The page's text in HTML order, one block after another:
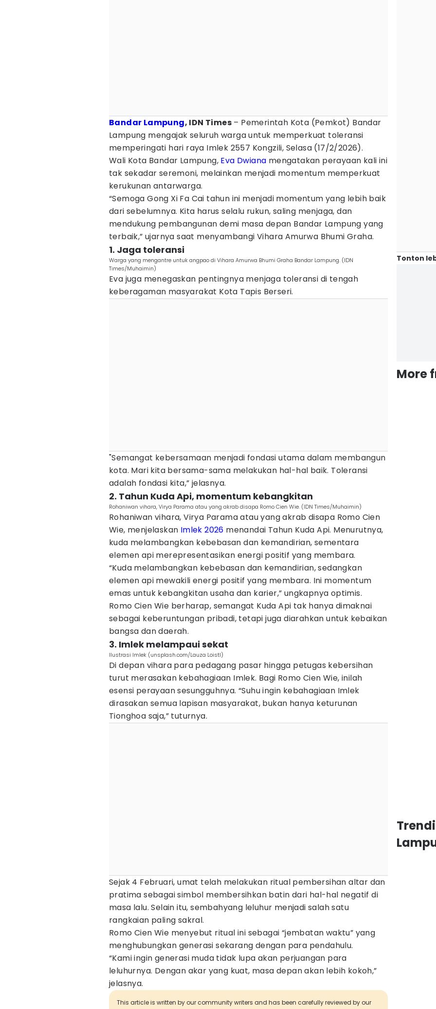
Bandar Lampung, IDN Times – Pemerintah Kota (Pemkot) Bandar
Lampung mengajak seluruh warga untuk memperkuat toleransi
memperingati hari raya Imlek 2557 Kongzili, Selasa (17/2/2026).
Wali Kota Bandar Lampung, Eva Dwiana mengatakan perayaan kali ini
tak sekadar seremoni, melainkan menjadi momentum memperkuat
kerukunan antarwarga.
“Semoga Gong Xi Fa Cai tahun ini menjadi momentum yang lebih baik
dari sebelumnya. Kita harus selalu rukun, saling menjaga, dan
mendukung pembangunan demi masa depan Bandar Lampung yang
terbaik,” ujarnya saat menyambangi Vihara Amurwa Bhumi Graha.
1. Jaga toleransi
Warga yang mengantre untuk angpao di Vihara Amurwa Bhumi Graha Bandar Lampung. (IDN
Times/Muhaimin)
Eva juga menegaskan pentingnya menjaga toleransi di tengah
keberagaman masyarakat Kota Tapis Berseri.
"Semangat kebersamaan menjadi fondasi utama dalam membangun
kota. Mari kita bersama-sama melakukan hal-hal baik. Toleransi
adalah fondasi kita,” jelasnya.
2. Tahun Kuda Api, momentum kebangkitan
Rohaniwan vihara, Virya Parama atau yang akrab disapa Romo Cien Wie. (IDN Times/Muhaimin)
Rohaniwan vihara, Virya Parama atau yang akrab disapa Romo Cien
Wie, menjelaskan Imlek 2026 menandai Tahun Kuda Api. Menurutnya,
kuda melambangkan kebebasan dan kemandirian, sementara
elemen api merepresentasikan energi positif yang membara.
“Kuda melambangkan kebebasan dan kemandirian, sedangkan
elemen api mewakili energi positif yang membara. Ini momentum
emas untuk kebangkitan usaha dan karier,” ungkapnya optimis.
Romo Cien Wie berharap, semangat Kuda Api tak hanya dimaknai
sebagai keberuntungan pribadi, tetapi juga diarahkan untuk kebaikan
bangsa dan daerah.
3. Imlek melampaui sekat
Ilustrasi Imlek (unsplash.com/Lauza Loistl)
Di depan vihara para pedagang pasar hingga petugas kebersihan
turut merasakan kebahagiaan Imlek. Bagi Romo Cien Wie, inilah
esensi perayaan sesungguhnya. “Suhu ingin kebahagiaan Imlek
dirasakan semua lapisan masyarakat, bukan hanya keturunan
Tionghoa saja,” tuturnya.
Sejak 4 Februari, umat telah melakukan ritual pembersihan altar dan
pratima sebagai simbol membersihkan batin dari hal-hal negatif di
masa lalu. Selain itu, sembahyang leluhur menjadi salah satu
rangkaian paling sakral.
Romo Cien Wie menyebut ritual ini sebagai “jembatan waktu” yang
menghubungkan generasi sekarang dengan para pendahulu.
“Kami ingin generasi muda tidak lupa akan perjuangan para
leluhurnya. Dengan akar yang kuat, masa depan akan lebih kokoh,”
jelasnya.
This article is written by our community writers and has been carefully reviewed by our
Tonton
More